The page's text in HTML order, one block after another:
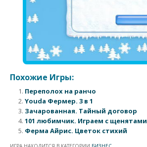
Похожие Игры:
Переполох на ранчо
Youda Фермер. 3 в 1
Зачарованная. Тайный договор
101 любимчик. Играем с щенятами
Ферма Айрис. Цветок стихий